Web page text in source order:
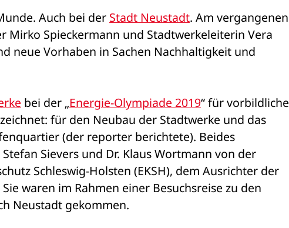
Auch bei der Stadt Neustadt. Am vergangenen
Spieckermann und Stadtwerkeleiterin Vera
neue Vorhaben in Sachen Nachhaltigkeit und
bei der „Energie-Olympiade 2019“ für vorbildliche
für den Neubau der Stadtwerke und das
(der reporter berichtete). Beides
Sievers und Dr. Klaus Wortmann von der
Schleswig-Holsten (EKSH), dem Ausrichter der
waren im Rahmen einer Besuchsreise zu den
Neustadt gekommen.